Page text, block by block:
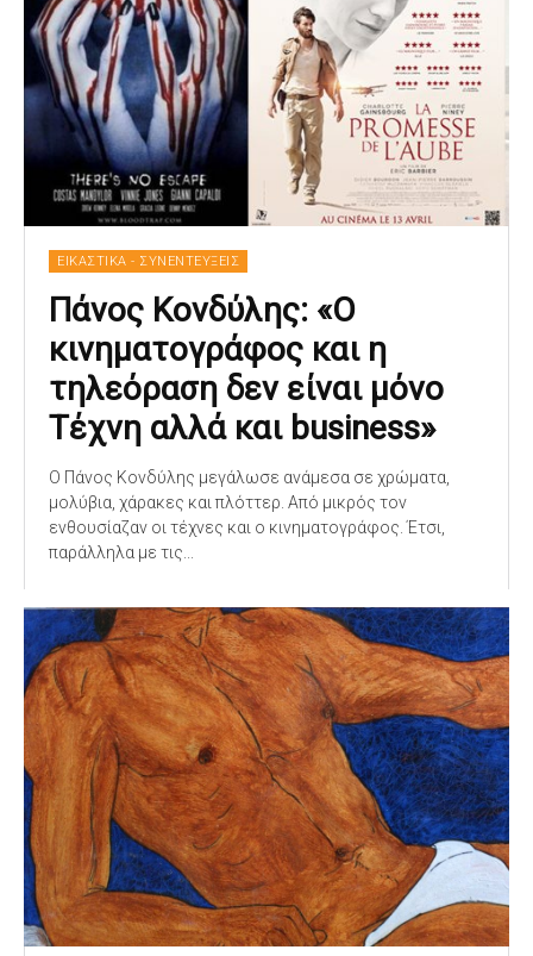
ΕΙΚΑΣΤΙΚΑ - ΣΥΝΕΝΤΕΥΞΕΙΣ
Πάνος Κονδύλης: «Ο
κινηματογράφος και η
τηλεόραση δεν είναι μόνο
Τέχνη αλλά και business»
Ο Πάνος Κονδύλης μεγάλωσε ανάμεσα σε χρώματα,
μολύβια, χάρακες και πλόττερ. Από μικρός τον
ενθουσίαζαν οι τέχνες και ο κινηματογράφος. Έτσι,
παράλληλα με τις...